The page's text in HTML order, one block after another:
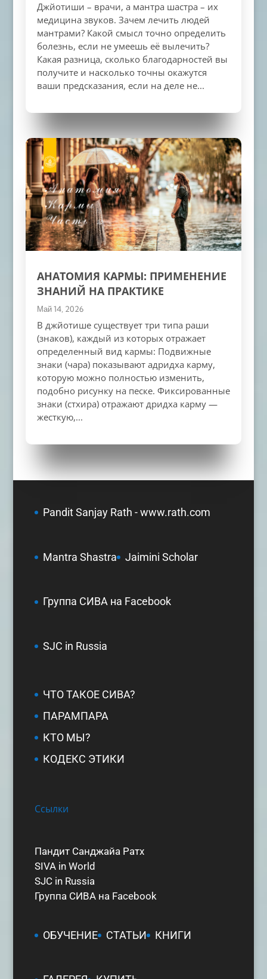
Джйотиши – врачи, а мантра шастра – их
медицина звуков. Зачем лечить людей
мантрами? Какой смысл точно определить
болезнь, если не умеешь её вылечить?
Какая разница, сколько благодарностей вы
получите и насколько точны окажутся
ваши предсказания, если на деле не...
АНАТОМИЯ КАРМЫ: ПРИМЕНЕНИЕ
ЗНАНИЙ НА ПРАКТИКЕ
Май 14, 2026
В джйотише существует три типа раши
(знаков), каждый из которых отражает
определенный вид кармы: Подвижные
знаки (чара) показывают адридха карму,
которую можно полностью изменить,
подобно рисунку на песке. Фиксированные
знаки (стхира) отражают дридха карму —
жесткую,...
Pandit Sanjay Rath - www.rath.com
Mantra Shastra Jaimini Scholar
Группа СИВА на Facebook
SJC in Russia
ЧТО ТАКОЕ СИВА?
ПАРАМПАРА
КТО МЫ?
КОДЕКС ЭТИКИ
Ссылки
Пандит Санджайа Ратх
SIVA in World
SJC in Russia
Группа СИВА на Facebook
ОБУЧЕНИЕ СТАТЬИ КНИГИ